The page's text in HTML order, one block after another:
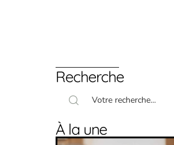
Recherche
À la une